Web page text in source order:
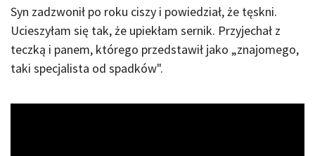
Syn zadzwonił po roku ciszy i powiedział, że tęskni.
Ucieszyłam się tak, że upiekłam sernik. Przyjechał z
teczką i panem, którego przedstawił jako „znajomego,
taki specjalista od spadków".